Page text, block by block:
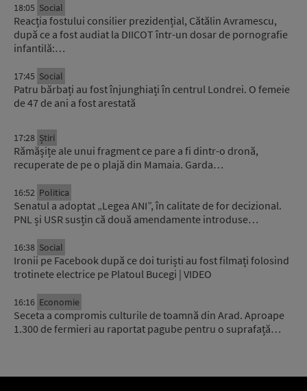
18:05 Social
Reacția fostului consilier prezidențial, Cătălin Avramescu,
după ce a fost audiat la DIICOT într-un dosar de pornografie
infantilă:…
17:45 Social
Patru bărbați au fost înjunghiați în centrul Londrei. O femeie
de 47 de ani a fost arestată
17:28 Știri
Rămășițe ale unui fragment ce pare a fi dintr-o dronă,
recuperate de pe o plajă din Mamaia. Garda…
16:52 Politica
Senatul a adoptat „Legea ANI”, în calitate de for decizional.
PNL și USR susțin că două amendamente introduse…
16:38 Social
Ironii pe Facebook după ce doi turiști au fost filmați folosind
trotinete electrice pe Platoul Bucegi | VIDEO
16:16 Economie
Seceta a compromis culturile de toamnă din Arad. Aproape
1.300 de fermieri au raportat pagube pentru o suprafață…